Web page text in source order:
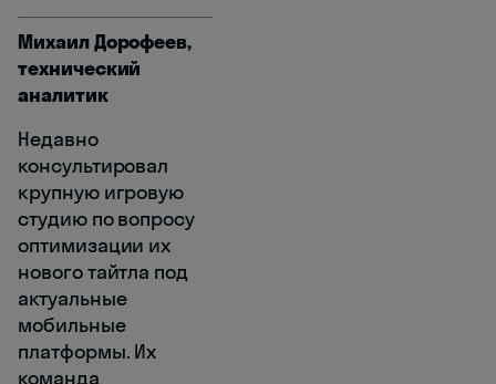
Михаил Дорофеев,
технический
аналитик
Недавно
консультировал
крупную игровую
студию по вопросу
оптимизации их
нового тайтла под
актуальные
мобильные
платформы. Их
команда